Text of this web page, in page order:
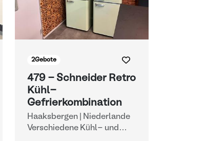
2Gebote
479 - Schneider Retro
Kühl-
Gefrierkombination
Haaksbergen | Niederlande
Verschiedene Kühl- und